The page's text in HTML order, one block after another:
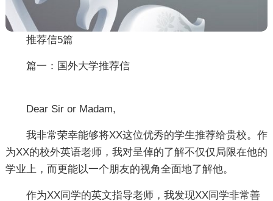
推荐信5篇
篇一：国外大学推荐信
Dear Sir or Madam,
我非常荣幸能够将XX这位优秀的学生推荐给贵校。作
为XX的校外英语老师，我对呈倬的了解不仅仅局限在他的
学业上，而更能以一个朋友的视角全面地了解他。
作为XX同学的英文指导老师，我发现XX同学非常善